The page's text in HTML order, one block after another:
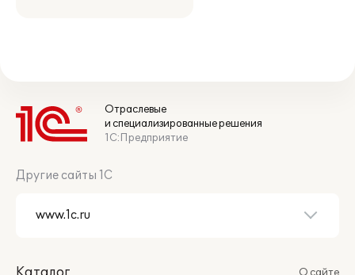
Отраслевые
и специализированные решения
1С:Предприятие
Другие сайты 1С